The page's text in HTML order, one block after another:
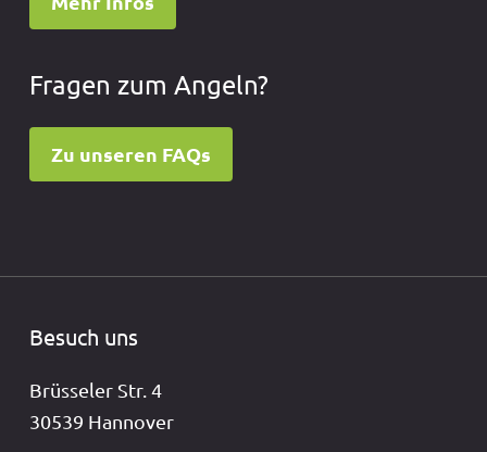
Fragen zum Angeln?
Zu unseren FAQs
Besuch uns
Brüsseler Str. 4
30539 Hannover